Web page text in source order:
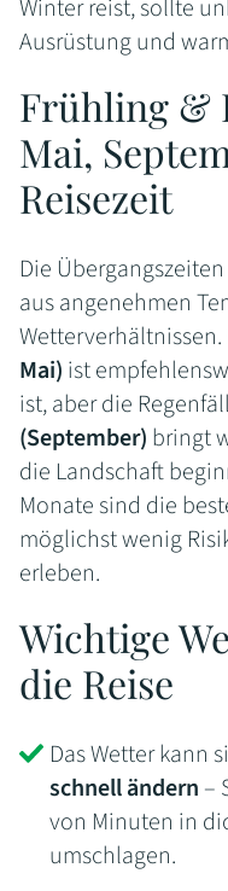
Winter reist, sollte
Ausrüstung und
Frühling &
Mai,
Reisezeit
Die
aus angenehmen
Mai) ist
ist, aber die
(September) bringt
die Landschaft
Monate sind die
möglichst wenig
erleben.
Wichtige
die Reise
Das Wetter kann
schnell ändern –
von Minuten in
umschlagen.